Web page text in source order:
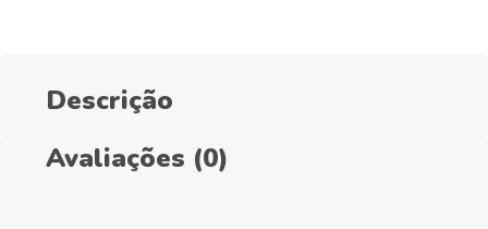
Descrição
Avaliações (0)